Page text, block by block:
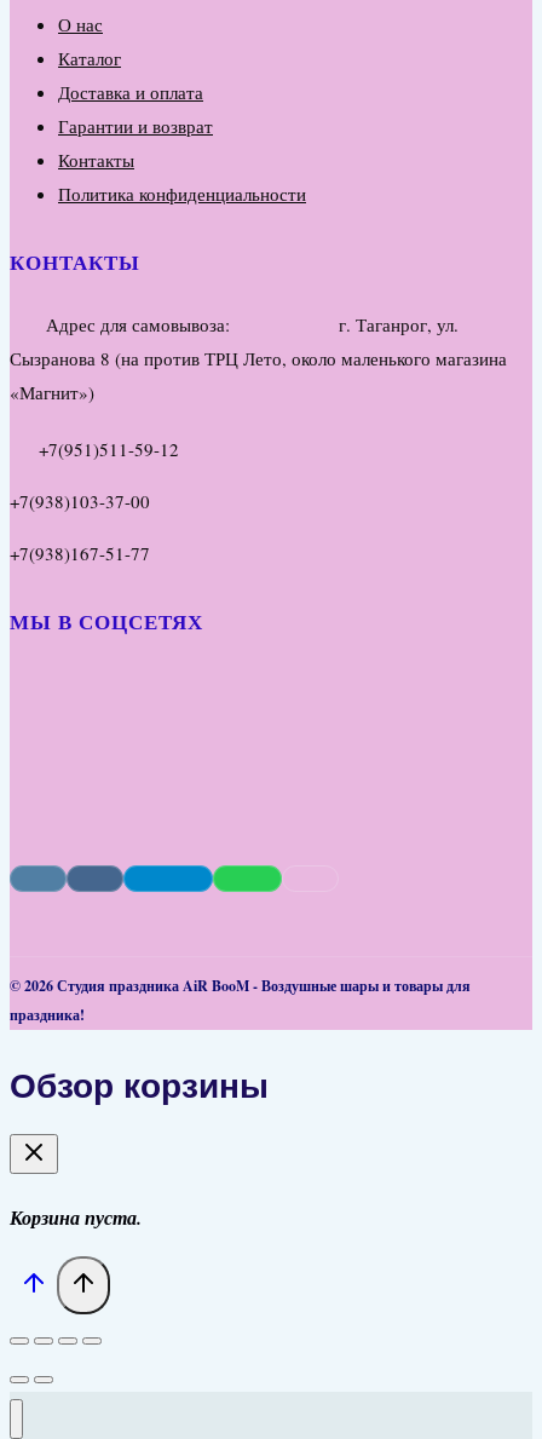
О нас
Каталог
Доставка и оплата
Гарантии и возврат
Контакты
Политика конфиденциальности
КОНТАКТЫ
Адрес для самовывоза: г. Таганрог, ул.
Сызранова 8 (на против ТРЦ Лето, около маленького магазина
«Магнит»)
+7(951)511-59-12
+7(938)103-37-00
+7(938)167-51-77
МЫ В СОЦСЕТЯХ
© 2026 Студия праздника AiR BooM - Воздушные шары и товары для
праздника!
Обзор корзины
Корзина пуста.